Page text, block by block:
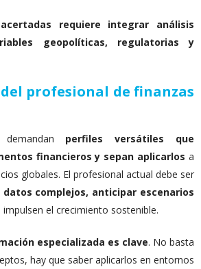
requiere integrar análisis
geopolíticas, regulatorias y
profesional de finanzas
demandan perfiles versátiles que
financieros y sepan aplicarlos a
globales. El profesional actual debe ser
complejos, anticipar escenarios
impulsen el crecimiento sostenible.
especializada es clave. No basta
hay que saber aplicarlos en entornos